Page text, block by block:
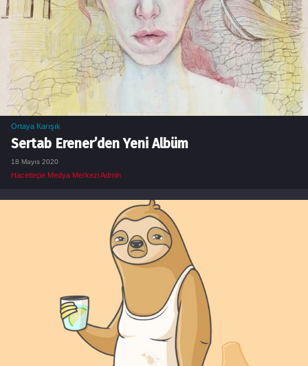
Ortaya Karışık
Sertab Erener’den Yeni Albüm
18 Mayıs 2020
Hacettepe Medya Merkezi Admin